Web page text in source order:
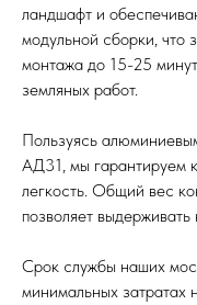
ландшафт и
модульной сборки, что
монтажа до 15-25
земляных работ.
Пользуясь
АД31, мы гарантируем
легкость. Общий вес
позволяет
Срок службы наших
минимальных затратах